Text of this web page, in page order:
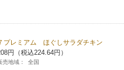
プレミアム ほぐしサラダチキン
円（税込224.64円）
売地域： 全国